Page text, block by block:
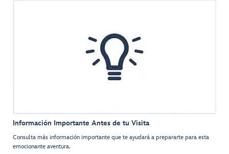
Información Importante Antes de tu Visita
Consulta más información importante que te ayudará a prepararte para esta
emocionante aventura.